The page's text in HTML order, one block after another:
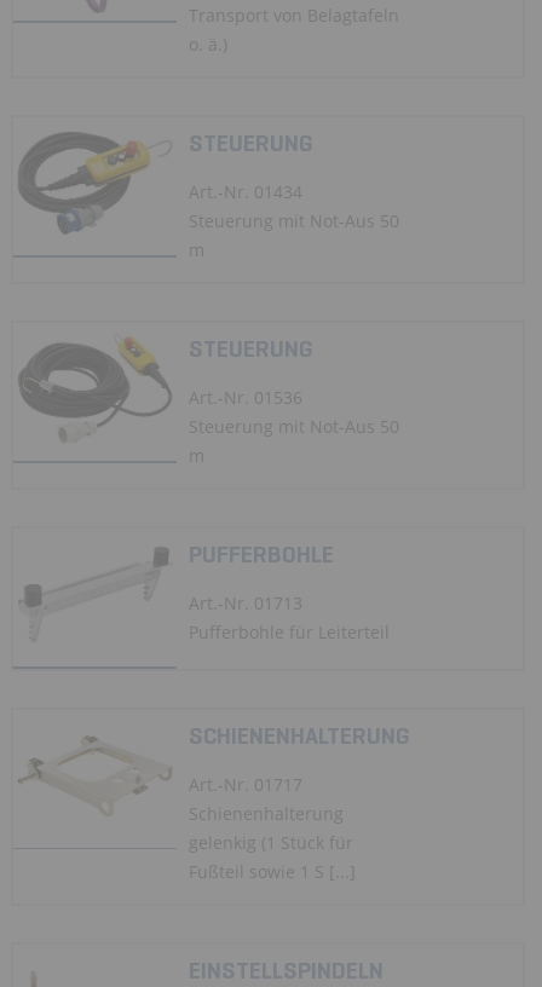
Transport von Belagtafeln
o. ä.)
STEUERUNG
Art.-Nr. 01434
Steuerung mit Not-Aus 50
m
STEUERUNG
Art.-Nr. 01536
Steuerung mit Not-Aus 50
m
PUFFERBOHLE
Art.-Nr. 01713
Pufferbohle für Leiterteil
SCHIENENHALTERUNG
Art.-Nr. 01717
Schienenhalterung
gelenkig (1 Stück für
Fußteil sowie 1 S [...]
EINSTELLSPINDELN